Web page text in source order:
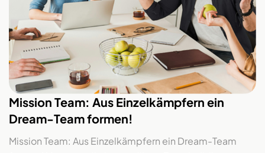
Mission Team: Aus Einzelkämpfern ein
Dream-Team formen!
Mission Team: Aus Einzelkämpfern ein Dream-Team